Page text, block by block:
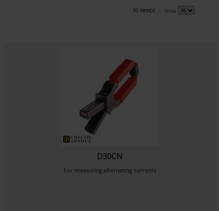
10 item(s) Show
D30CN
For measuring alternating currents